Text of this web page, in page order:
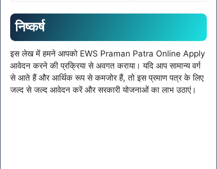
निष्कर्ष
इस लेख में हमने आपको EWS Praman Patra Online Apply
आवेदन करने की प्रक्रिया से अवगत कराया। यदि आप सामान्य वर्ग
से आते हैं और आर्थिक रूप से कमजोर हैं, तो इस प्रमाण पत्र के लिए
जल्द से जल्द आवेदन करें और सरकारी योजनाओं का लाभ उठाएं।